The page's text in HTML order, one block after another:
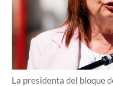
La presidenta del bloque